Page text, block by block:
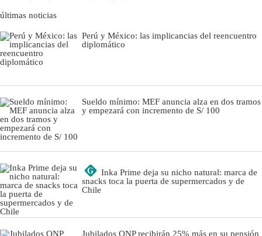
últimas noticias
Perú y México: las implicancias del reencuentro
diplomático
Sueldo mínimo: MEF anuncia alza en dos tramos
y empezará con incremento de S/ 100
G
Inka Prime deja su nicho natural: marca de
snacks toca la puerta de supermercados y de
Chile
Jubilados ONP recibirán 25% más en su pensión